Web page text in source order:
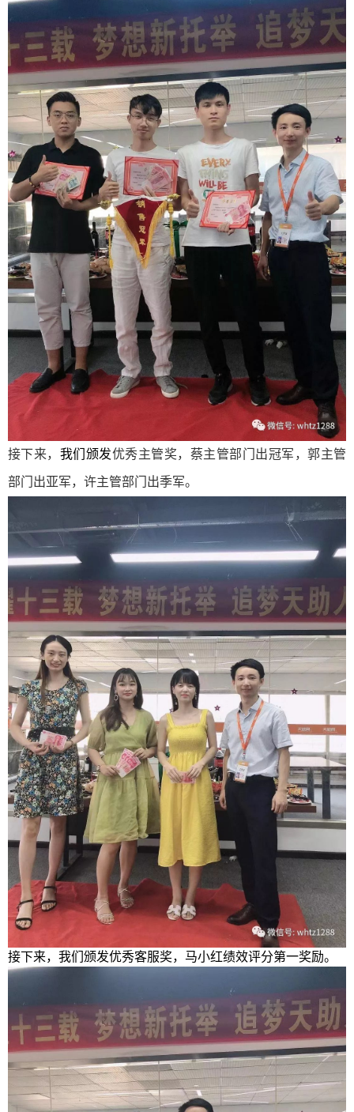
接下来， 我们颁发优秀主管奖，蔡主管部门出冠军，郭主管
部门出亚军， 许主管部门出季军。
接下来，我们颁发优秀客服奖，马小红绩效评分第一奖励。